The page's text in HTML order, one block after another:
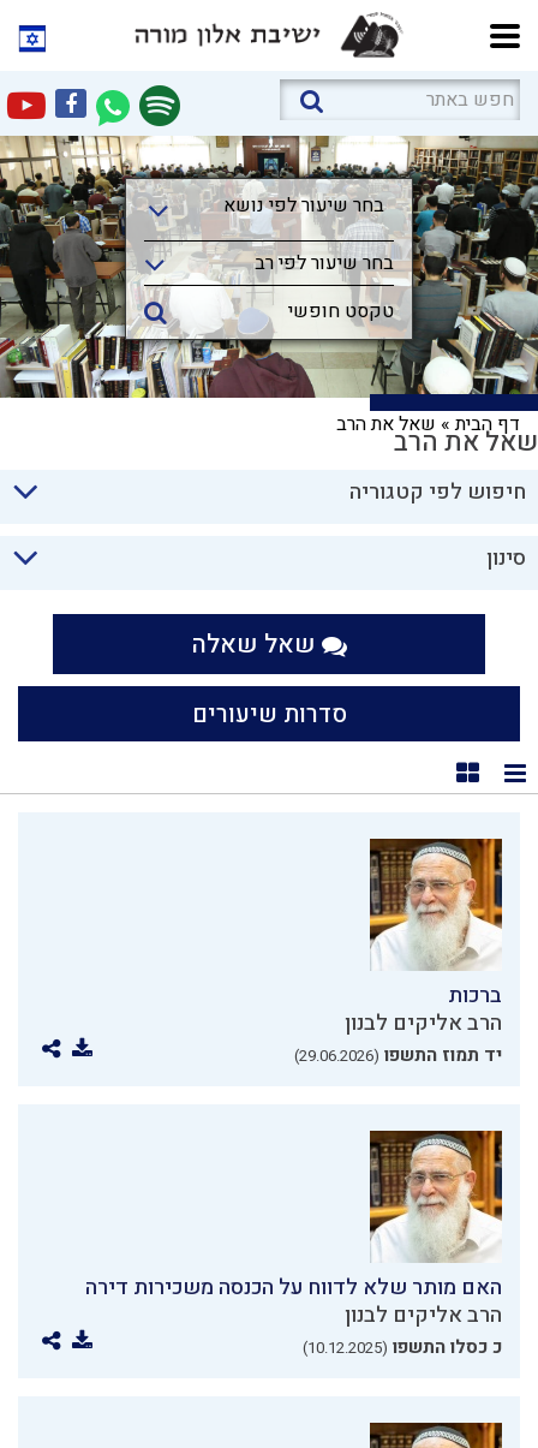
בחר שיעור לפי נושא
בחר שיעור לפי נושא
בחר שיעור לפי רב
דף הבית» שאל את הרבשאל את הרב
חיפוש לפי קטגוריה
סינון
שאל שאלה
סדרות שיעורים
תצוגת רשימה
תצוגת קוביות
ברכות
הרב אליקים לבנון
יד תמוז התשפו (29.06.2026)
האם מותר שלא לדווח על הכנסה משכירות דירה
הרב אליקים לבנון
כ כסלו התשפו (10.12.2025)